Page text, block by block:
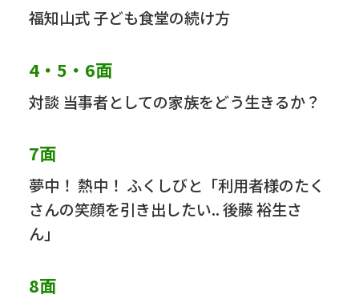
福知山式 子ども食堂の続け方
4・5・6面
対談 当事者としての家族をどう生きるか？
7面
夢中！ 熱中！ ふくしびと「利用者様のたく
さんの笑顔を引き出したい.. 後藤 裕生さ
ん」
8面